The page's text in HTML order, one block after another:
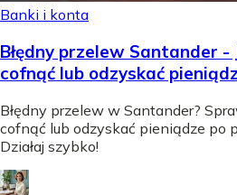
Banki i konta
Błędny przelew Santander -
cofnąć lub odzyskać
Błędny przelew w Santander?
cofnąć lub odzyskać pieniądze po
Działaj szybko!